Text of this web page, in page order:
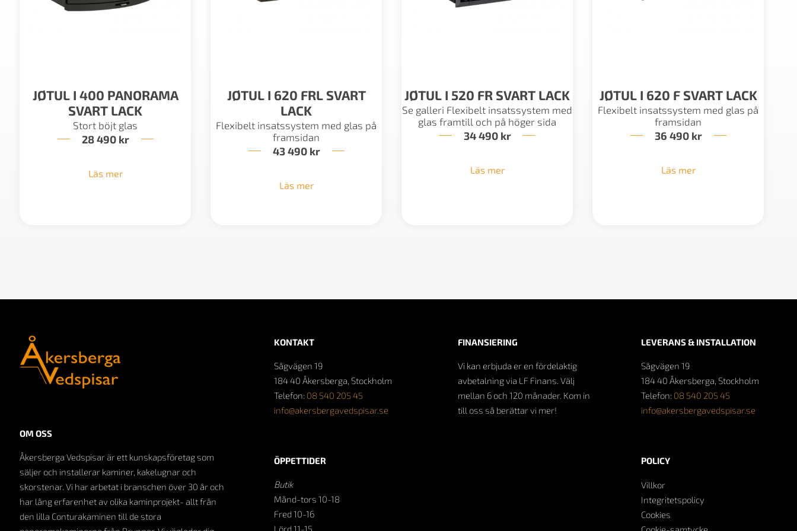
JØTUL I 400 PANORAMA
SVART LACK
Stort böjt glas
28 490 kr
Läs mer
JØTUL I 620 FRL SVART
LACK
Flexibelt insatssystem med glas på
framsidan
43 490 kr
Läs mer
JØTUL I 520 FR SVART LACK
Se galleri Flexibelt insatssystem med
glas framtill och på höger sida
34 490 kr
Läs mer
JØTUL I 620 F SVART LACK
Flexibelt insatssystem med glas på
framsidan
36 490 kr
Läs mer
OM OSS
Åkersberga Vedspisar är ett kunskapsföretag som
säljer och installerar kaminer, kakelugnar och
skorstenar. Vi har arbetat i branschen över 30 år och
har lång erfarenhet av olika kaminprojekt- allt från
den lilla Conturakaminen till de stora
KONTAKT
Sågvägen 19
184 40 Åkersberga, Stockholm
Telefon: 08 540 205 45
info@akersbergavedspisar.se
ÖPPETTIDER
Butik
Månd-tors 10-18
Fred 10-16
Lörd 11-15
FINANSIERING
Vi kan erbjuda er en fördelaktig
avbetalning via LF Finans. Välj
mellan 6 och 120 månader. Kom in
till oss så berättar vi mer!
LEVERANS & INSTALLATION
Sågvägen 19
184 40 Åkersberga, Stockholm
Telefon: 08 540 205 45
info@akersbergavedspisar.se
POLICY
Villkor
Integritetspolicy
Cookies